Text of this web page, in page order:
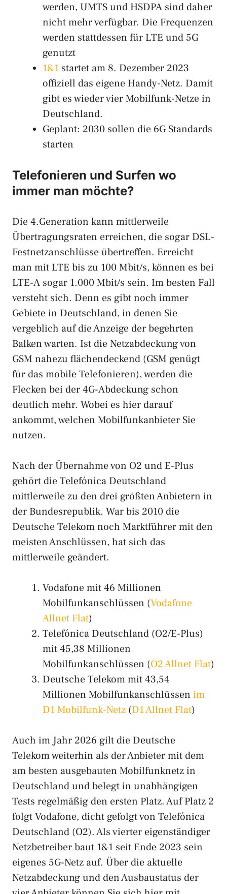
werden, UMTS und HSDPA sind daher
nicht mehr verfügbar. Die Frequenzen
werden stattdessen für LTE und 5G
genutzt
1&1 startet am 8. Dezember 2023
offiziell das eigene Handy-Netz. Damit
gibt es wieder vier Mobilfunk-Netze in
Deutschland.
Geplant: 2030 sollen die 6G Standards
starten
Telefonieren und Surfen wo
immer man möchte?
Die 4.Generation kann mittlerweile
Übertragungsraten erreichen, die sogar DSL-
Festnetzanschlüsse übertreffen. Erreicht
man mit LTE bis zu 100 Mbit/s, können es bei
LTE-A sogar 1.000 Mbit/s sein. Im besten Fall
versteht sich. Denn es gibt noch immer
Gebiete in Deutschland, in denen Sie
vergeblich auf die Anzeige der begehrten
Balken warten. Ist die Netzabdeckung von
GSM nahezu flächendeckend (GSM genügt
für das mobile Telefonieren), werden die
Flecken bei der 4G-Abdeckung schon
deutlich mehr. Wobei es hier darauf
ankommt, welchen Mobilfunkanbieter Sie
nutzen.
Nach der Übernahme von O2 und E-Plus
gehört die Telefónica Deutschland
mittlerweile zu den drei größten Anbietern in
der Bundesrepublik. War bis 2010 die
Deutsche Telekom noch Marktführer mit den
meisten Anschlüssen, hat sich das
mittlerweile geändert.
Vodafone mit 46 Millionen
Mobilfunkanschlüssen (Vodafone
Allnet Flat)
Telefónica Deutschland (O2/E-Plus)
mit 45,38 Millionen
Mobilfunkanschlüssen (O2 Allnet Flat)
Deutsche Telekom mit 43,54
Millionen Mobilfunkanschlüssen im
D1 Mobilfunk-Netz (D1 Allnet Flat)
Auch im Jahr 2026 gilt die Deutsche
Telekom weiterhin als der Anbieter mit dem
am besten ausgebauten Mobilfunknetz in
Deutschland und belegt in unabhängigen
Tests regelmäßig den ersten Platz. Auf Platz 2
folgt Vodafone, dicht gefolgt von Telefónica
Deutschland (O2). Als vierter eigenständiger
Netzbetreiber baut 1&1 seit Ende 2023 sein
eigenes 5G-Netz auf. Über die aktuelle
Netzabdeckung und den Ausbaustatus der